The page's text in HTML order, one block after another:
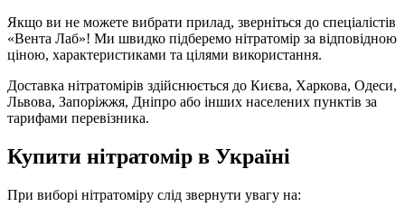
Якщо ви не можете вибрати прилад, зверніться до спеціалістів
«Вента Лаб»! Ми швидко підберемо нітратомір за відповідною
ціною, характеристиками та цілями використання.
Доставка нітратомірів здійснюється до Києва, Харкова, Одеси,
Львова, Запоріжжя, Дніпро або інших населених пунктів за
тарифами перевізника.
Купити нітратомір в Україні
При виборі нітратоміру слід звернути увагу на: